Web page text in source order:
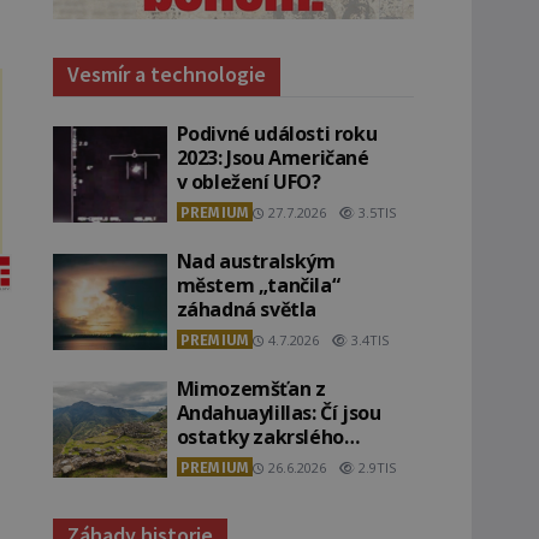
Vesmír a technologie
Podivné události roku
2023: Jsou Američané
v obležení UFO?
PREMIUM 27.7.2026 3.5TIS
Nad australským
městem „tančila“
záhadná světla
PREMIUM 4.7.2026 3.4TIS
Mimozemšťan z
Andahuaylillas: Čí jsou
ostatky zakrslého
stvoření s ohromnou
lebkou?
PREMIUM 26.6.2026 2.9TIS